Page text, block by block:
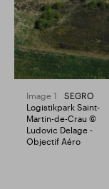
Image 1
SEGRO
Logistikpark Saint-
Martin-de-Crau ©
Ludovic Delage -
Objectif Aéro